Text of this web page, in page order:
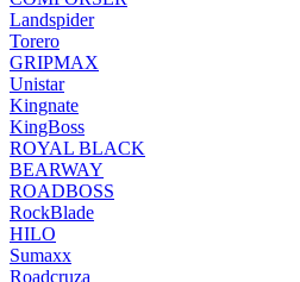
Landspider
Torero
GRIPMAX
Unistar
Kingnate
KingBoss
ROYAL BLACK
BEARWAY
ROADBOSS
RockBlade
HILO
Sumaxx
Roadcruza